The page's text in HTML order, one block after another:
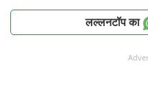
लल्लनटॉप का